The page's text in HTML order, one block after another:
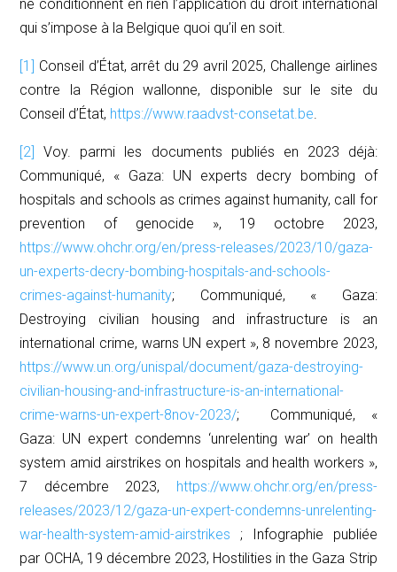
ne conditionnent en rien l’application du droit international
qui s’impose à la Belgique quoi qu’il en soit.
[1] Conseil d’État, arrêt du 29 avril 2025, Challenge airlines
contre la Région wallonne, disponible sur le site du
Conseil d’État, https://www.raadvst-consetat.be.
[2]
Voy. parmi les documents publiés en 2023 déjà:
Communiqué, « Gaza: UN experts decry bombing of
hospitals and schools as crimes against humanity, call for
prevention of genocide », 19 octobre 2023,
https://www.ohchr.org/en/press-releases/2023/10/gaza-
un-experts-decry-bombing-hospitals-and-schools-
crimes-against-humanity; Communiqué, « Gaza:
Destroying civilian housing and infrastructure is an
international crime, warns UN expert », 8 novembre 2023,
https://www.un.org/unispal/document/gaza-destroying-
civilian-housing-and-infrastructure-is-an-international-
crime-warns-un-expert-8nov-2023/; Communiqué, «
Gaza: UN expert condemns ‘unrelenting war’ on health
system amid airstrikes on hospitals and health workers »,
7 décembre 2023, https://www.ohchr.org/en/press-
releases/2023/12/gaza-un-expert-condemns-unrelenting-
war-health-system-amid-airstrikes ; Infographie publiée
par OCHA, 19 décembre 2023, Hostilities in the Gaza Strip